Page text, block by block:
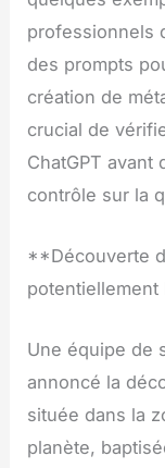
professionnels
des prompts
création de
crucial de
ChatGPT avant
contrôle sur la
**Découverte
potentiellement
Une équipe de
annoncé la
située dans la
planète,